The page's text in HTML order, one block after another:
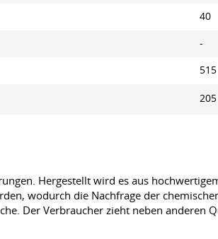
40
-
515
205
Hergestellt wird es aus
wodurch die Nachfrage der
Der Verbraucher zieht neben anderen